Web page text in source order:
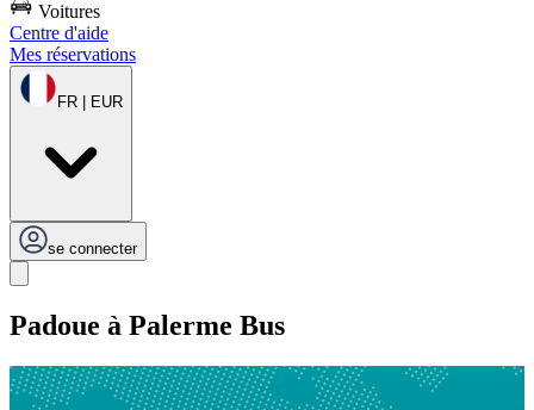
Voitures
Centre d'aide
Mes réservations
FR | EUR
se connecter
Padoue à Palerme Bus